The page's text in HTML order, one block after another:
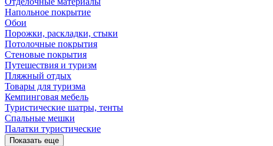
Напольное покрытие
Обои
Порожки, раскладки, стыки
Потолочные покрытия
Стеновые покрытия
Путешествия и туризм
Пляжный отдых
Товары для туризма
Кемпинговая мебель
Туристические шатры, тенты
Спальные мешки
Палатки туристические
Показать еще